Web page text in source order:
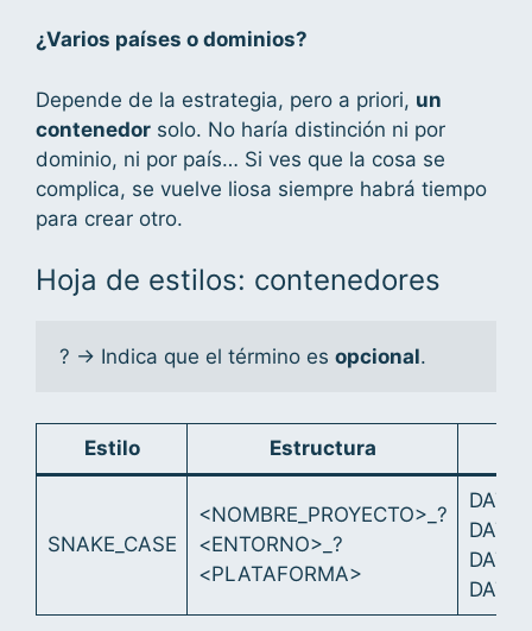
¿Varios países o dominios?
Depende de la estrategia, pero a priori, un
contenedor solo. No haría distinción ni por
dominio, ni por país… Si ves que la cosa se
complica, se vuelve liosa siempre habrá tiempo
para crear otro.
Hoja de estilos: contenedores
? -> Indica que el término es opcional.
Estilo Estructura
SNAKE_CASE
<NOMBRE_PROYECTO>_?
<ENTORNO>_?
<PLATAFORMA>